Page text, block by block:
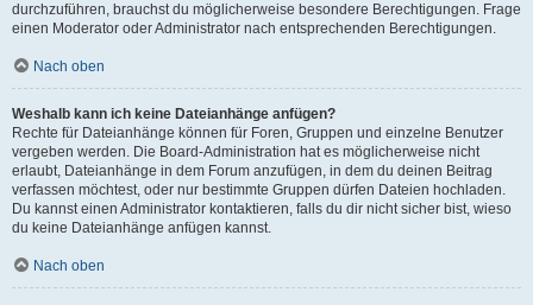
durchzuführen, brauchst du möglicherweise besondere Berechtigungen. Frage
einen Moderator oder Administrator nach entsprechenden Berechtigungen.
Nach oben
Weshalb kann ich keine Dateianhänge anfügen?
Rechte für Dateianhänge können für Foren, Gruppen und einzelne Benutzer
vergeben werden. Die Board-Administration hat es möglicherweise nicht
erlaubt, Dateianhänge in dem Forum anzufügen, in dem du deinen Beitrag
verfassen möchtest, oder nur bestimmte Gruppen dürfen Dateien hochladen.
Du kannst einen Administrator kontaktieren, falls du dir nicht sicher bist, wieso
du keine Dateianhänge anfügen kannst.
Nach oben